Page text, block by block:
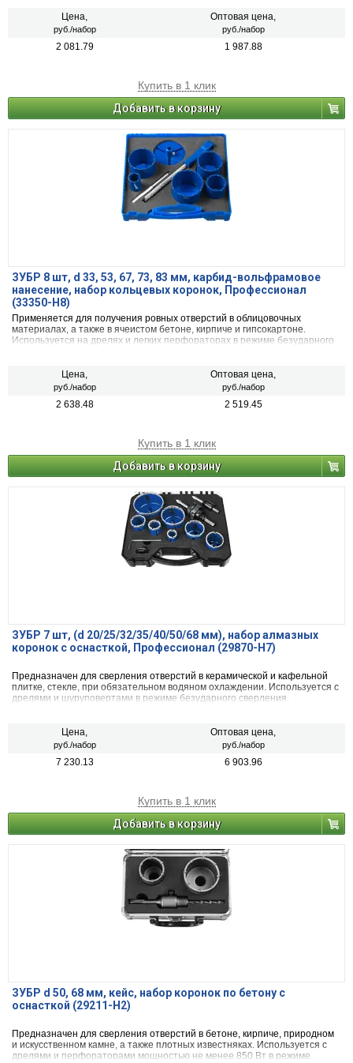
Цена,
руб./набор
Оптовая цена,
руб./набор
2 081.79 1 987.88
Купить в 1 клик
Добавить в корзину
ЗУБР 8 шт, d 33, 53, 67, 73, 83 мм, карбид-вольфрамовое
нанесение, набор кольцевых коронок, Профессионал
(33350-H8)
Применяется для получения ровных отверстий в облицовочных
материалах, а также в ячеистом бетоне, кирпиче и гипсокартоне.
Используется на дрелях и легких перфораторах в режиме безударного
Цена,
руб./набор
Оптовая цена,
руб./набор
2 638.48 2 519.45
Купить в 1 клик
Добавить в корзину
ЗУБР 7 шт, (d 20/25/32/35/40/50/68 мм), набор алмазных
коронок с оснасткой, Профессионал (29870-H7)
Предназначен для сверления отверстий в керамической и кафельной
плитке, стекле, при обязательном водяном охлаждении. Используется с
дрелями и шуруповертами в режиме безударного сверления.
Цена,
руб./набор
Оптовая цена,
руб./набор
7 230.13 6 903.96
Купить в 1 клик
Добавить в корзину
ЗУБР d 50, 68 мм, кейс, набор коронок по бетону с
оснасткой (29211-H2)
Предназначен для сверления отверстий в бетоне, кирпиче, природном
и искусственном камне, а также плотных известняках. Используется с
дрелями и перфораторами мощностью не менее 850 Вт в режиме